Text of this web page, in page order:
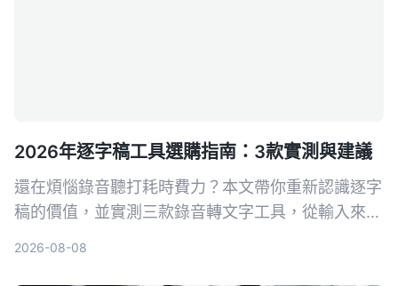
2026年逐字稿工具選購指南：3款實測與建議
還在煩惱錄音聽打耗時費力？本文帶你重新認識逐字
稿的價值，並實測三款錄音轉文字工具，從輸入來
2026-08-08